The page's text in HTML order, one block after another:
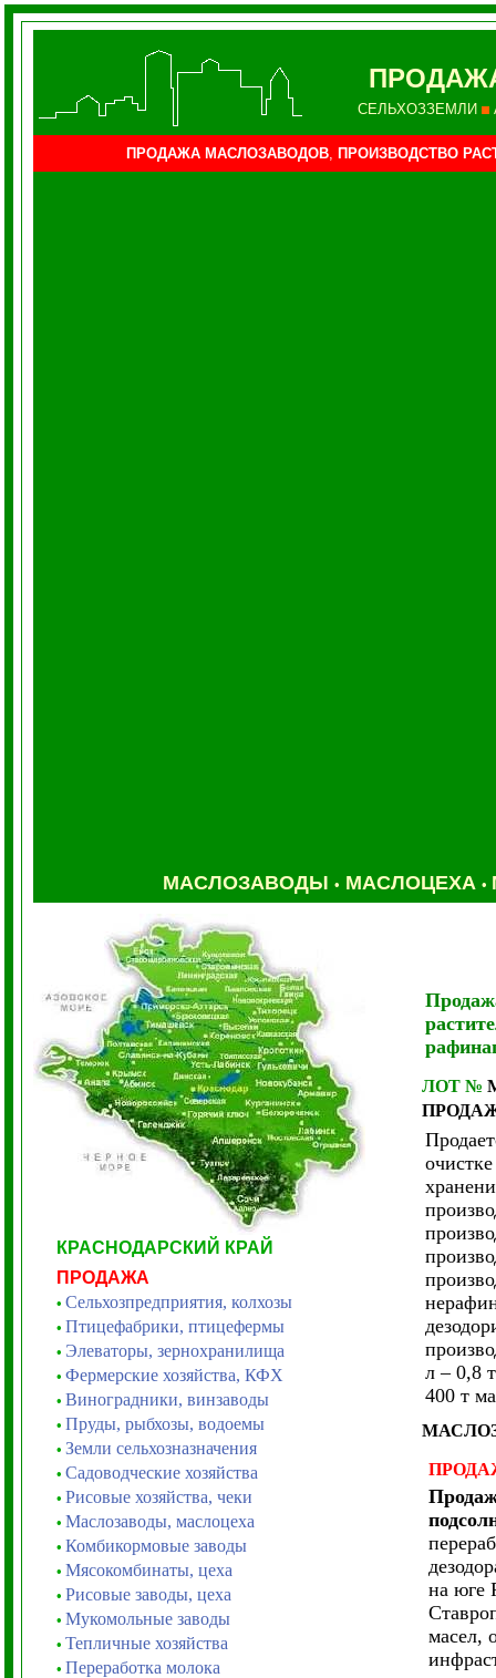
СЕЛЬХОЗЗЕМЛИ
ПРОДАЖА МАСЛОЗАВОДОВ, ПРОИЗВОДСТВО
МАСЛОЗАВОДЫ • МАСЛОЦЕХА •
КРАСНОДАРСКИЙ КРАЙ
ПРОДАЖА
• Сельхозпредприятия, колхозы
• Птицефабрики, птицефермы
• Элеваторы, зернохранилища
• Фермерские хозяйства, КФХ
• Виноградники, винзаводы
• Пруды, рыбхозы, водоемы
• Земли сельхозназначения
• Садоводческие хозяйства
• Рисовые хозяйства, чеки
• Маслозаводы, маслоцеха
• Комбикормовые заводы
• Мясокомбинаты, цеха
• Рисовые заводы, цеха
• Мукомольные заводы
• Тепличные хозяйства
• Переработка молока
ЛОТ №
л – 0,8
400 т
на юге
масел,